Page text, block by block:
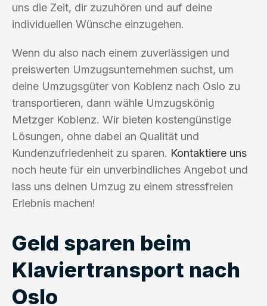
uns die Zeit, dir zuzuhören und auf deine
individuellen Wünsche einzugehen.
Wenn du also nach einem zuverlässigen und
preiswerten Umzugsunternehmen suchst, um
deine Umzugsgüter von Koblenz nach Oslo zu
transportieren, dann wähle Umzugskönig
Metzger Koblenz. Wir bieten kostengünstige
Lösungen, ohne dabei an Qualität und
Kundenzufriedenheit zu sparen. Kontaktiere uns
noch heute für ein unverbindliches Angebot und
lass uns deinen Umzug zu einem stressfreien
Erlebnis machen!
Geld sparen beim
Klaviertransport nach
Oslo